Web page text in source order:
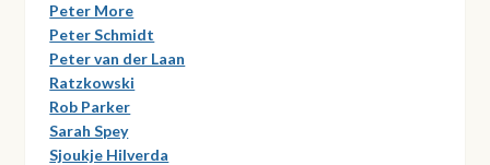
Peter More
Peter Schmidt
Peter van der Laan
Ratzkowski
Rob Parker
Sarah Spey
Sjoukje Hilverda